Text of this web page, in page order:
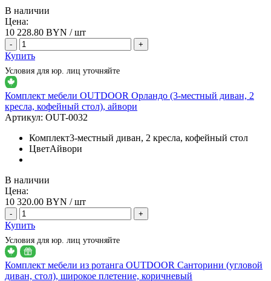
В наличии
Цена:
10 228.80 BYN / шт
- +
Купить
Условия для юр. лиц уточняйте
Комплект мебели OUTDOOR Орландо (3-местный диван, 2
кресла, кофейный стол), айвори
Артикул: OUT-0032
Комплект3-местный диван, 2 кресла, кофейный стол
ЦветАйвори
В наличии
Цена:
10 320.00 BYN / шт
- +
Купить
Условия для юр. лиц уточняйте
Комплект мебели из ротанга OUTDOOR Санторини (угловой
диван, стол), широкое плетение, коричневый